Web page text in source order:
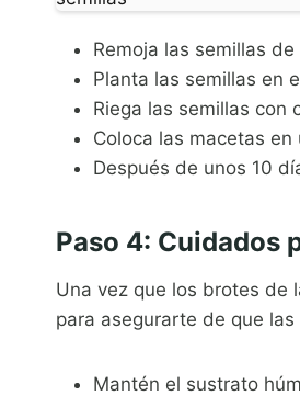
Remoja las semillas
Planta las semillas en
Riega las semillas con
Coloca las macetas
Después de unos 10
Paso 4: Cuidados
Una vez que los brotes de
para asegurarte de que
Mantén el sustrato